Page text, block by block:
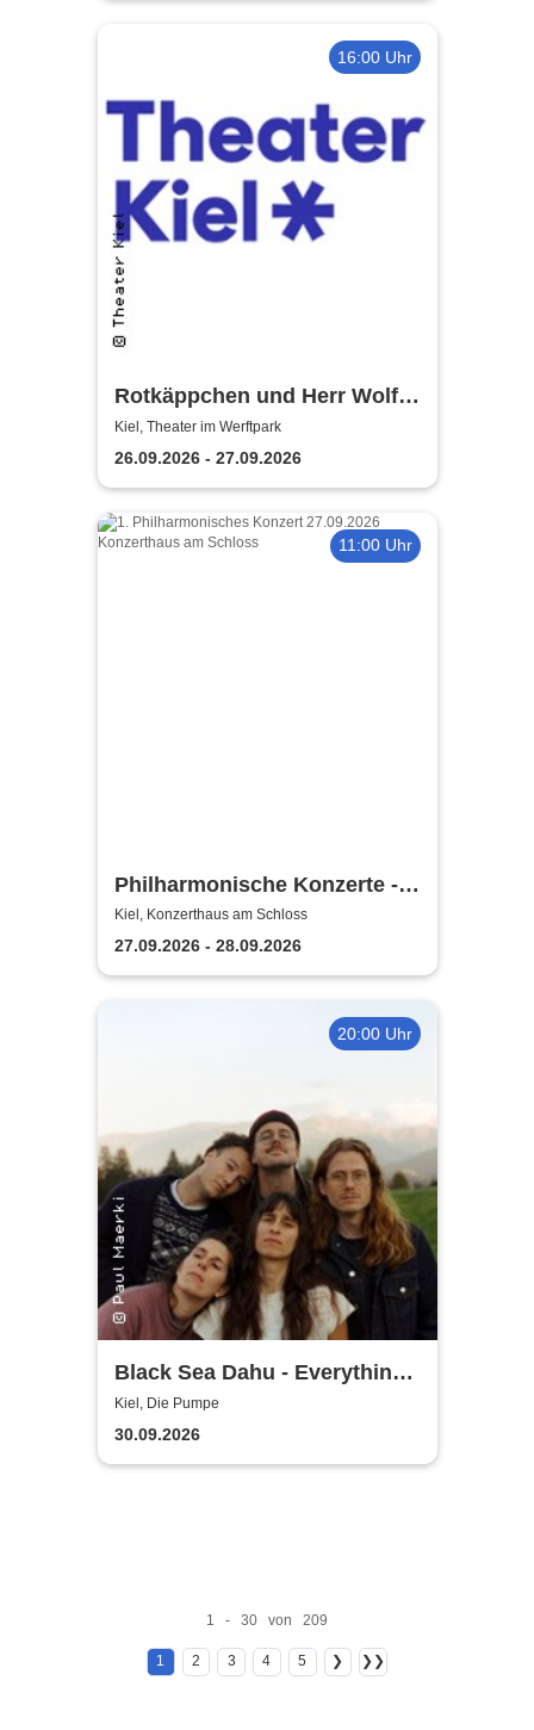
16:00 Uhr
Rotkäppchen und Herr Wolff -
Theater Kiel
Kiel, Theater im Werftpark
26.09.2026 - 27.09.2026
11:00 Uhr
Philharmonische Konzerte -
Theater Kiel
Kiel, Konzerthaus am Schloss
27.09.2026 - 28.09.2026
20:00 Uhr
Black Sea Dahu - Everything
Tour 2026
Kiel, Die Pumpe
30.09.2026
1 - 30 von 209
1 2 3 4 5 ❯ ❯❯